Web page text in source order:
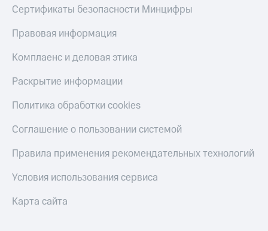
Сертификаты безопасности Минцифры
Правовая информация
Комплаенс и деловая этика
Раскрытие информации
Политика обработки cookies
Соглашение о пользовании системой
Правила применения рекомендательных технологий
Условия использования сервиса
Карта сайта